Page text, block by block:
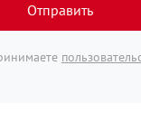
Отправить